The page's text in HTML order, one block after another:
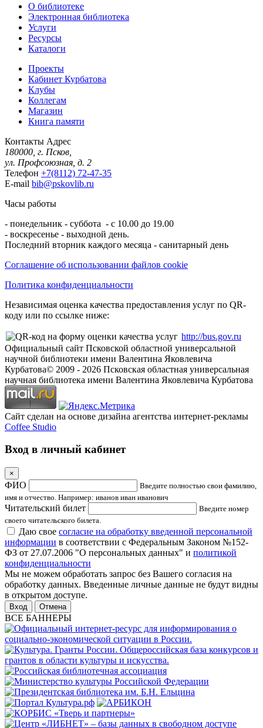
О библиотеке
Электронная библиотека
Услуги
Ресурсы
Каталоги
Проекты
Кабинет Курбатова
Клубы
Коллегам
Магазин
Книга памяти
Контакты Адрес
180000, г. Псков,
ул. Профсоюзная, д. 2
Телефон +7(8112) 72-47-35
E-mail bib@pskovlib.ru
Часы работы
- понедельник - суббота - с 10.00 до 19.00
- воскресенье - выходной день.
Последний вторник каждого месяца - санитарный день
Соглашение об использовании файлов cookie
Политика конфиденциальности
Независимая оценка качества предоставления услуг по QR-
коду или по ссылке ниже:
http://bus.gov.ru
Официальный сайт Псковской областной универсальной
научной библиотеки имени Валентина Яковлевича
Курбатова© 2009 - 2026 Псковская областная универсальная
научная библиотека имени Валентина Яковлевича Курбатова
Сайт сделан на основе дизайна агентства интернет-рекламы
Coffee Studio
Вход в личный кабинет
×
ФИО
Введите полностью свои фамилию,
имя и отчество. Например: иванов иван иванович
Читательский билет
Введите номер
своего читательского билета.
Даю свое согласие на обработку введенной персональной
информации в соответствии с Федеральным Законом №152-
ФЗ от 27.07.2006 "О персональных данных" и политикой
конфиденциальности
Мы не можем обработать запрос без Вашего согласия на
обработку данных. Введенные личные данные не будут видны
в открытом доступе.
Отмена
ВСЕ БАННЕРЫ